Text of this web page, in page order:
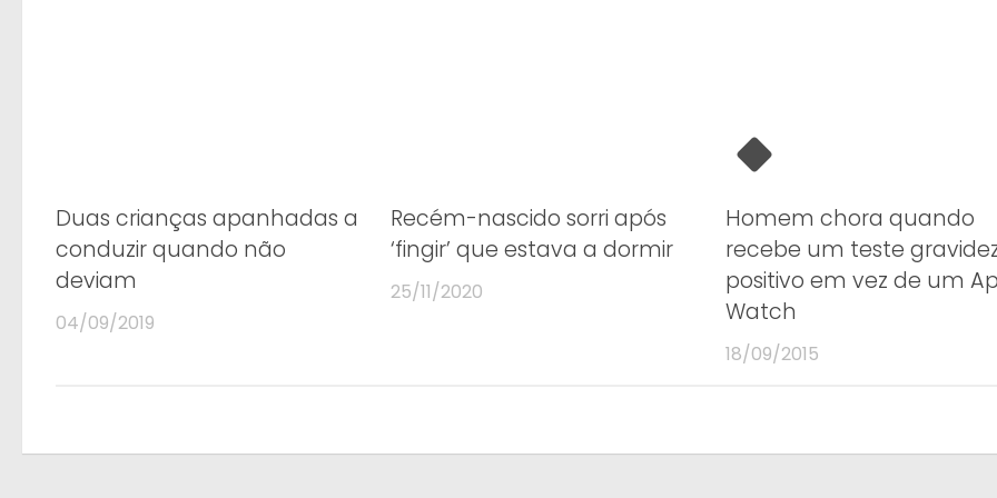
Duas crianças apanhadas a
conduzir quando não
deviam
04/09/2019
Recém-nascido sorri após
‘fingir’ que estava a dormir
25/11/2020
Homem chora quando
recebe um teste
positivo em vez de um
Watch
18/09/2015